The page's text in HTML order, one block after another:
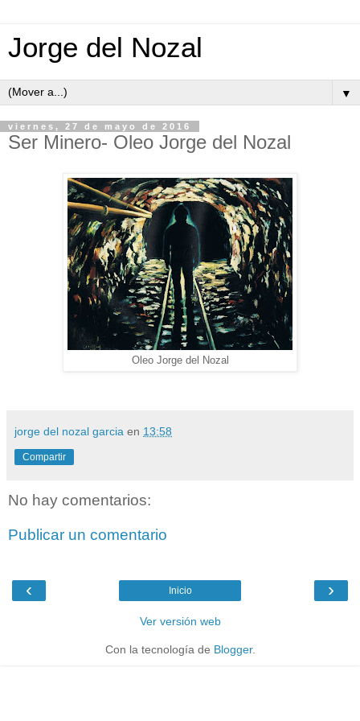
Jorge del Nozal
▼
viernes, 27 de mayo de 2016
Ser Minero- Oleo Jorge del Nozal
Oleo Jorge del Nozal
jorge del nozal garcia en 13:58
Compartir
No hay comentarios:
Publicar un comentario
‹ ›
Inicio
Ver versión web
Con la tecnología de Blogger.